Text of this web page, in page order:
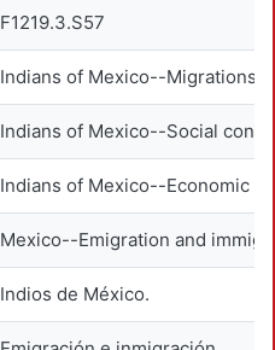
F1219.3.S57
Indians of Mexico--Migrations.
Indians of Mexico--Social
Indians of Mexico--Economic
Mexico--Emigration and
Indios de México.